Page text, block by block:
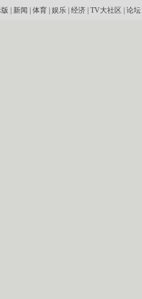
新闻 体育| 娱乐| 经济| TV大社区 论坛|